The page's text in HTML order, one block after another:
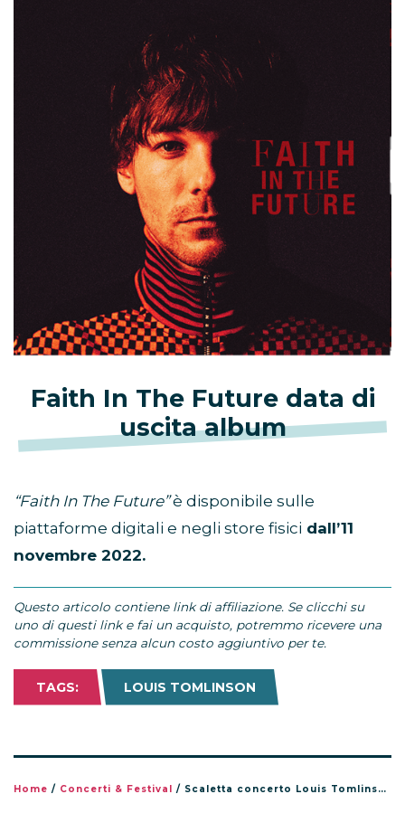
Faith In The Future data di
uscita album
“Faith In The Future”è disponibile sulle
piattaforme digitali e negli store fisici dall’11
novembre 2022.
Questo articolo contiene link di affiliazione. Se clicchi su
uno di questi link e fai un acquisto, potremmo ricevere una
commissione senza alcun costo aggiuntivo per te.
TAGS: LOUIS TOMLINSON
Home / Concerti & Festival / Scaletta concerto Louis Tomlinson a Milano, Unipol Forum 10 aprile 2026